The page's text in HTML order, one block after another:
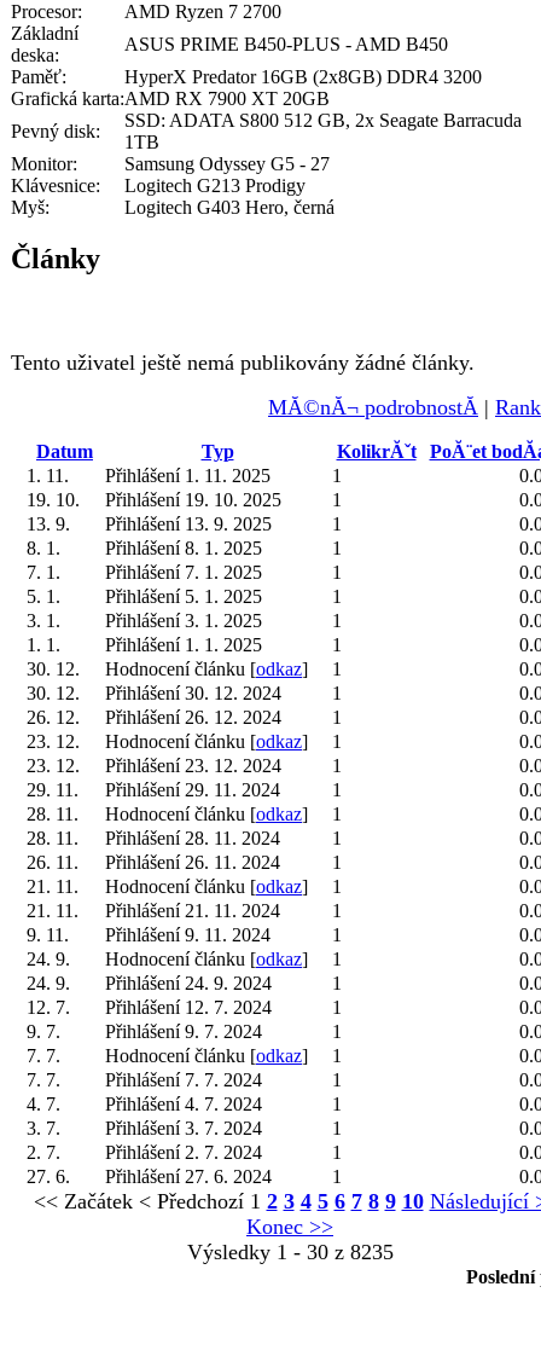
Procesor:
AMD Ryzen 7 2700
Základní
deska:
ASUS PRIME B450-PLUS - AMD B450
Paměť:
HyperX Predator 16GB (2x8GB) DDR4 3200
Grafická karta:AMD RX 7900 XT 20GB
Pevný disk:
SSD: ADATA S800 512 GB, 2x Seagate Barracuda
1TB
Monitor:
Samsung Odyssey G5 - 27
Klávesnice:
Logitech G213 Prodigy
Myš:
Logitech G403 Hero, černá
Články
Tento uživatel ještě nemá publikovány žádné články.
MĂ©nĂ¬ podrobnostĂ­ |
Datum Typ KolikrĂˇt
PoĂ¨et
1. 11.
Přihlášení 1. 11. 2025 1
19. 10.
Přihlášení 19. 10. 2025 1
13. 9.
Přihlášení 13. 9. 2025 1
8. 1.
Přihlášení 8. 1. 2025 1
7. 1.
Přihlášení 7. 1. 2025 1
5. 1.
Přihlášení 5. 1. 2025 1
3. 1.
Přihlášení 3. 1. 2025 1
1. 1.
Přihlášení 1. 1. 2025 1
30. 12.
Hodnocení článku [odkaz] 1
30. 12.
Přihlášení 30. 12. 2024 1
26. 12.
Přihlášení 26. 12. 2024 1
23. 12.
Hodnocení článku [odkaz] 1
23. 12.
Přihlášení 23. 12. 2024 1
29. 11.
Přihlášení 29. 11. 2024 1
28. 11.
Hodnocení článku [odkaz] 1
28. 11.
Přihlášení 28. 11. 2024 1
26. 11.
Přihlášení 26. 11. 2024 1
21. 11.
Hodnocení článku [odkaz] 1
21. 11.
Přihlášení 21. 11. 2024 1
9. 11.
Přihlášení 9. 11. 2024 1
24. 9.
Hodnocení článku [odkaz] 1
24. 9.
Přihlášení 24. 9. 2024 1
12. 7.
Přihlášení 12. 7. 2024 1
9. 7.
Přihlášení 9. 7. 2024 1
7. 7.
Hodnocení článku [odkaz] 1
7. 7.
Přihlášení 7. 7. 2024 1
4. 7.
Přihlášení 4. 7. 2024 1
3. 7.
Přihlášení 3. 7. 2024 1
2. 7.
Přihlášení 2. 7. 2024 1
27. 6.
Přihlášení 27. 6. 2024 1
<< Začátek < Předchozí 1 2 3 4 5 6 7 8 9 10 Následující
Konec >>
Výsledky 1 - 30 z 8235